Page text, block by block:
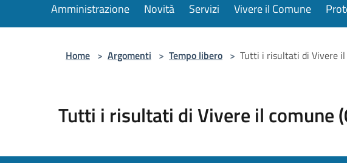
Amministrazione Novità Servizi Vivere il Comune
Home > Argomenti > Tempo libero > Tutti i risultati di Vivere il
Tutti i risultati di Vivere il comune